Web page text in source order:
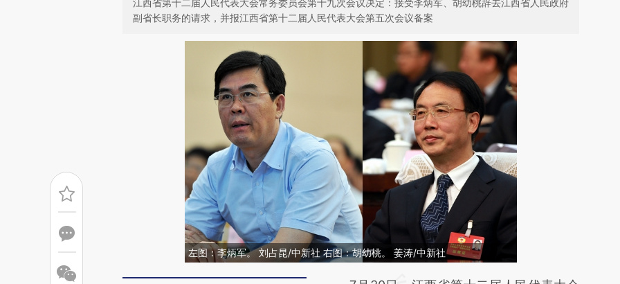
江西省第十二届人民代表大会常务委员会第十九次会议决定：接受李炳军、胡幼桃辞去江西省人民政府
副省长职务的请求，并报江西省第十二届人民代表大会第五次会议备案
左图：李炳军。 刘占昆/中新社 右图：胡幼桃。 姜涛/中新社